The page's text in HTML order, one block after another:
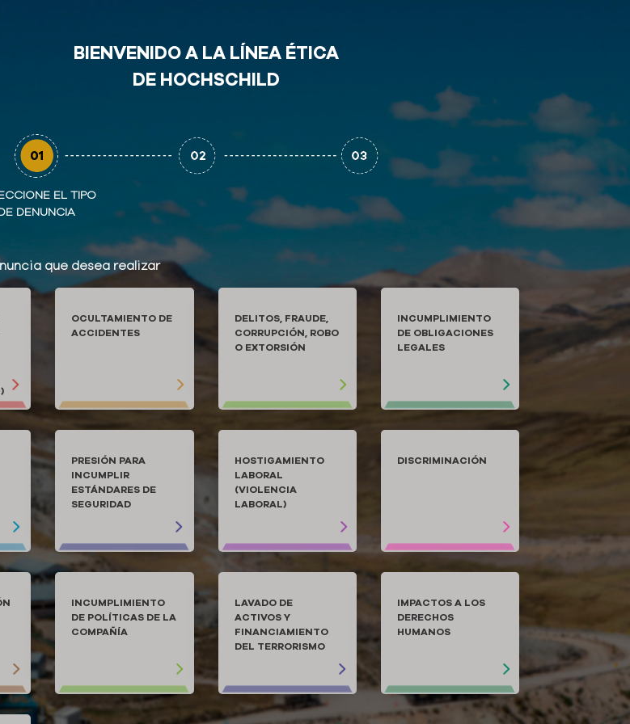
BIENVENIDO A LA LÍNEA ÉTICA
DE HOCHSCHILD
EL TIPO
DENUNCIA
que desea realizar
OCULTAMIENTO DE
ACCIDENTES
DELITOS, FRAUDE,
CORRUPCIÓN, ROBO
O EXTORSIÓN
INCUMPLIMIENTO
DE OBLIGACIONES
LEGALES
PRESIÓN PARA
INCUMPLIR
ESTÁNDARES DE
SEGURIDAD
HOSTIGAMIENTO
LABORAL
(VIOLENCIA
LABORAL)
DISCRIMINACIÓN
INCUMPLIMIENTO
DE POLÍTICAS DE LA
COMPAÑÍA
LAVADO DE
ACTIVOS Y
FINANCIAMIENTO
DEL TERRORISMO
IMPACTOS A LOS
DERECHOS
HUMANOS